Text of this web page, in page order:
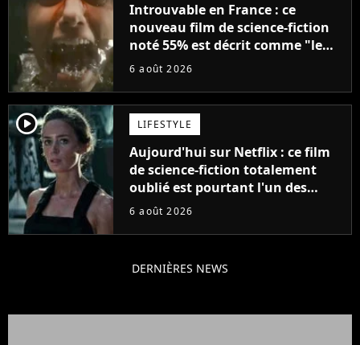
Introuvable en France : ce
nouveau film de science-fiction
noté 55% est décrit comme "le
plus stupide de l'année"
6 août 2026
player2 LIFESTYLE
Aujourd'hui sur Netflix : ce film
de science-fiction totalement
oublié est pourtant l'un des
meilleurs des années 2010
6 août 2026
DERNIÈRES NEWS